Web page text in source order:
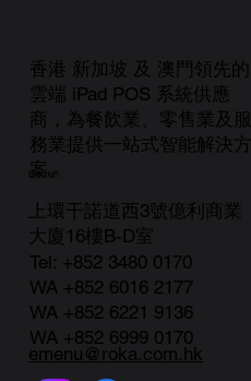
香港 新加坡 及 澳門領先的
雲端 iPad POS 系統供應
商，為餐飲業、零售業及服
務業提供一站式智能解決方
案。
上環干諾道西3號億利商業
大廈16樓B-D室
聯絡我們
Tel: +852 3480 0170
WA +852 6016 2177
WA +852 6221 9136
WA +852 6999 0170
emenu@roka.com.hk